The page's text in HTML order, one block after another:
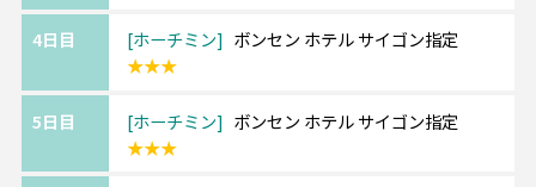
ン。
む、独特の景観が楽しめます♪
4日目 ホーチミン
ボンセン ホテル サイゴン指定
★★★
5日目 ホーチミン
ボンセン ホテル サイゴン指定
★★★